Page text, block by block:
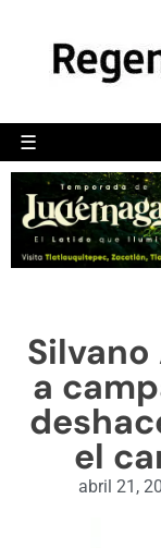
☰
a
el
abril 21,